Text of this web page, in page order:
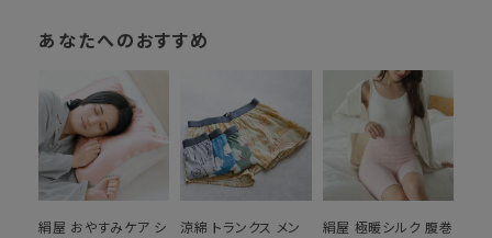
あなたへのおすすめ
絹屋 おやすみケア シ
涼綿 トランクス メン
絹屋 極暖シルク 腹巻